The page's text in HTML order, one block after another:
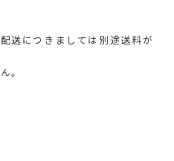
送につきましては別途送料が
。